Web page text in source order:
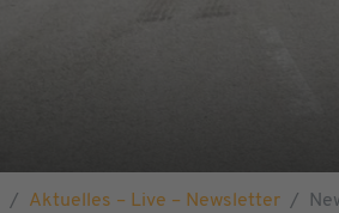
Aktuelles – Live – Newsletter